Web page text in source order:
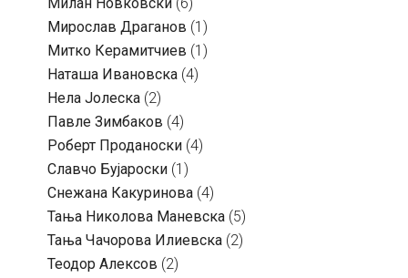
Мирослав Драганов (1)
Митко Керамитчиев (1)
Наташа Ивановска (4)
Нела Јолеска (2)
Павле Зимбаков (4)
Роберт Проданоски (4)
Славчо Бујароски (1)
Снежана Какуринова (4)
Тања Николова Маневска (5)
Тања Чачорова Илиевска (2)
Теодор Алексов (2)